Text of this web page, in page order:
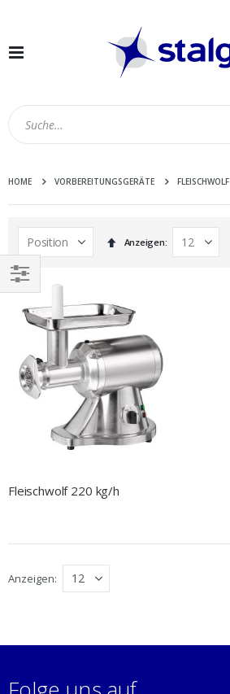
Navigation
HOME VORBEREITUNGSGERÄTE FLEISCHWOLF
In
absteigender
Anzeigen
Fleischwolf 220 kg/h
Anzeigen
EINKAUFEN
NACH